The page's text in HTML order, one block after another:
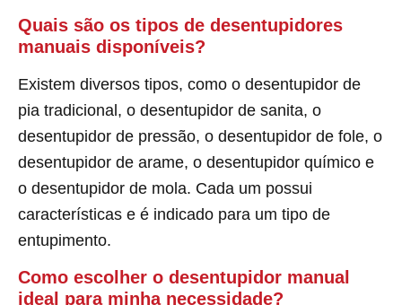
Quais são os tipos de desentupidores
manuais disponíveis?
Existem diversos tipos, como o desentupidor de
pia tradicional, o desentupidor de sanita, o
desentupidor de pressão, o desentupidor de fole, o
desentupidor de arame, o desentupidor químico e
o desentupidor de mola. Cada um possui
características e é indicado para um tipo de
entupimento.
Como escolher o desentupidor manual
ideal para minha necessidade?